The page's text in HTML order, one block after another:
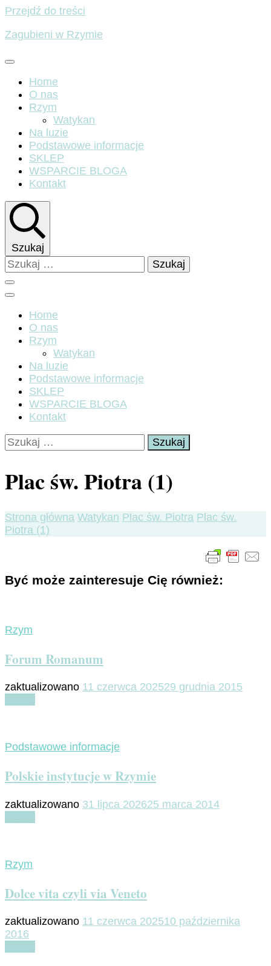
Przejdź do treści
Zagubieni w Rzymie
Home
O nas
Rzym
Watykan
Na luzie
Podstawowe informacje
SKLEP
WSPARCIE BLOGA
Kontakt
Szukaj
Szukaj:
Home
O nas
Rzym
Watykan
Na luzie
Podstawowe informacje
SKLEP
WSPARCIE BLOGA
Kontakt
Szukaj:
Plac św. Piotra (1)
Strona główna Watykan Plac św. Piotra Plac św.
Piotra (1)
Być może zainteresuje Cię również:
Rzym
Forum Romanum
zaktualizowano 11 czerwca 202529 grudnia 2015
Podstawowe informacje
Polskie instytucje w Rzymie
zaktualizowano 31 lipca 202625 marca 2014
Rzym
Dolce vita czyli via Veneto
zaktualizowano 11 czerwca 202510 października
2016